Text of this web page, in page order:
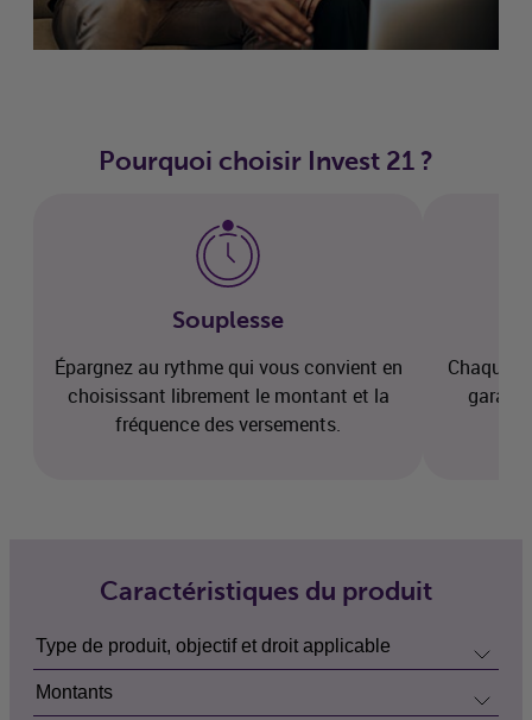
Pourquoi choisir Invest 21 ?
Souplesse
Épargnez au rythme qui vous convient en
choisissant librement le montant et la
fréquence des versements.
Chaque
Caractéristiques du produit
Type de produit, objectif et droit applicable
Montants